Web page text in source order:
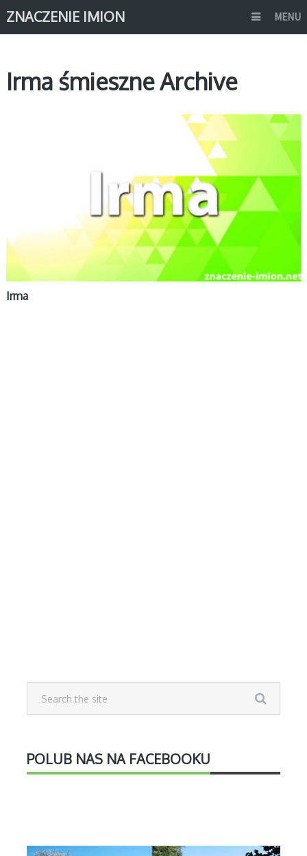
ZNACZENIE IMION MENU
Irma śmieszne Archive
Irma
POLUB NAS NA FACEBOOKU